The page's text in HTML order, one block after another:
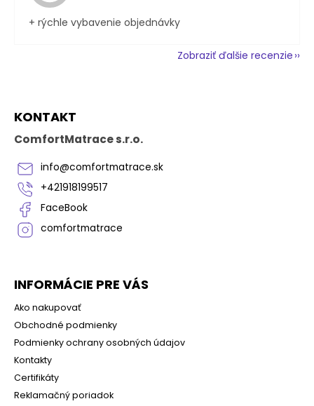
+ rýchle vybavenie objednávky
Zobraziť ďalšie recenzie
KONTAKT
ComfortMatrace s.r.o.
info@comfortmatrace.sk
+421918199517
FaceBook
comfortmatrace
INFORMÁCIE PRE VÁS
Ako nakupovať
Obchodné podmienky
Podmienky ochrany osobných údajov
Kontakty
Certifikáty
Reklamačný poriadok